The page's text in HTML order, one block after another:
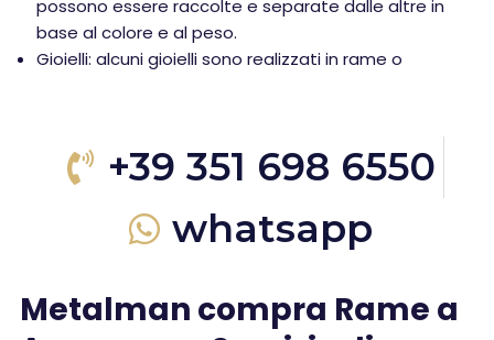
possono essere raccolte e separate dalle altre in
base al colore e al peso.
Gioielli: alcuni gioielli sono realizzati in rame o
+39 351 698 6550
whatsapp
Metalman compra Rame a